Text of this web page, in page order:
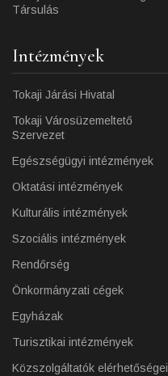
Társulás
Intézmények
Tokaji Járási Hivatal
Tokaji Városüzemeltető
Szervezet
Egészségügyi intézmények
Oktatási intézmények
Kulturális intézmények
Szociális intézmények
Rendőrség
Önkormányzati cégek
Egyházak
Turisztikai intézmények
Közszolgáltatók elérhetőségei